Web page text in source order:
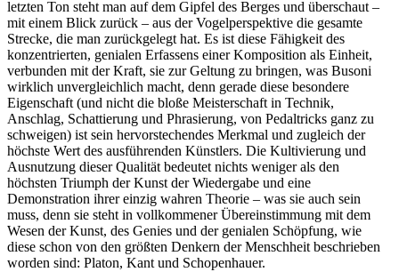
letzten Ton steht man auf dem Gipfel des Berges und überschaut –
mit einem Blick zurück – aus der Vogelperspektive die gesamte
Strecke, die man zurückgelegt hat. Es ist diese Fähigkeit des
konzentrierten, genialen Erfassens einer Komposition als Einheit,
verbunden mit der Kraft, sie zur Geltung zu bringen, was Busoni
wirklich unvergleichlich macht, denn gerade diese besondere
Eigenschaft (und nicht die bloße Meisterschaft in Technik,
Anschlag, Schattierung und Phrasierung, von Pedaltricks ganz zu
schweigen) ist sein hervorstechendes Merkmal und zugleich der
höchste Wert des ausführenden Künstlers. Die Kultivierung und
Ausnutzung dieser Qualität bedeutet nichts weniger als den
höchsten Triumph der Kunst der Wiedergabe und eine
Demonstration ihrer einzig wahren Theorie – was sie auch sein
muss, denn sie steht in vollkommener Übereinstimmung mit dem
Wesen der Kunst, des Genies und der genialen Schöpfung, wie
diese schon von den größten Denkern der Menschheit beschrieben
worden sind: Platon, Kant und Schopenhauer.